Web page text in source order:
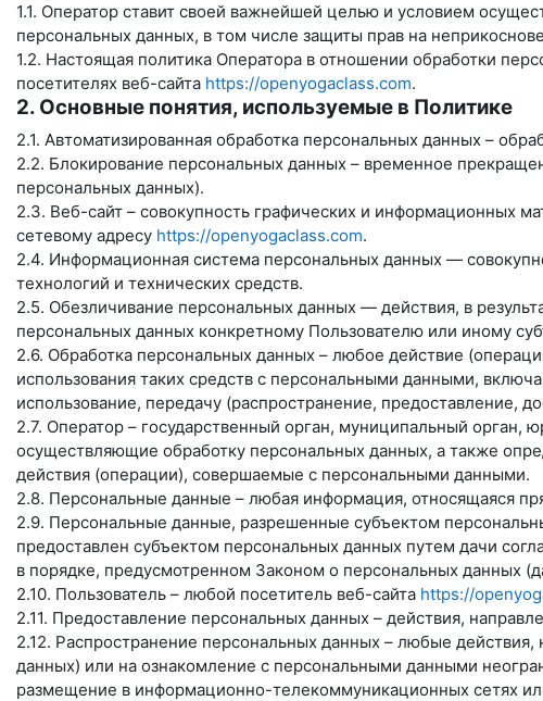
1.1. Оператор ставит своей важнейшей целью и условием
персональных данных, в том числе защиты прав на
1.2. Настоящая политика Оператора в отношении обработки
посетителях веб-сайта https://openyogaclass.com.
2. Основные понятия, используемые в Политике
2.1. Автоматизированная обработка персональных данных –
2.2. Блокирование персональных данных – временное
персональных данных).
2.3. Веб-сайт – совокупность графических и информационных
сетевому адресу https://openyogaclass.com.
2.4. Информационная система персональных данных —
технологий и технических средств.
2.5. Обезличивание персональных данных — действия, в
персональных данных конкретному Пользователю или иному
2.6. Обработка персональных данных – любое действие
использования таких средств с персональными данными,
использование, передачу (распространение, предоставление,
2.7. Оператор – государственный орган, муниципальный
осуществляющие обработку персональных данных, а также
действия (операции), совершаемые с персональными данными.
2.8. Персональные данные – любая информация, относящаяся
2.9. Персональные данные, разрешенные субъектом
предоставлен субъектом персональных данных путем дачи
в порядке, предусмотренном Законом о персональных данных
2.10. Пользователь – любой посетитель веб-сайта https://
2.11. Предоставление персональных данных – действия,
2.12. Распространение персональных данных – любые
данных) или на ознакомление с персональными данными
размещение в информационно-телекоммуникационных сетях